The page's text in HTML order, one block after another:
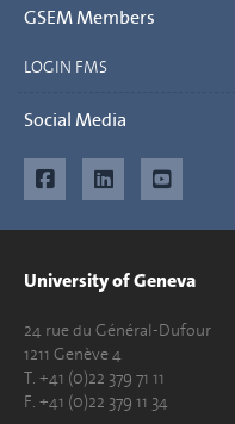
GSEM Members
LOGIN FMS
Social Media
University of Geneva
24 rue du Général-Dufour
1211 Genève 4
T. +41 (0)22 379 71 11
F. +41 (0)22 379 11 34